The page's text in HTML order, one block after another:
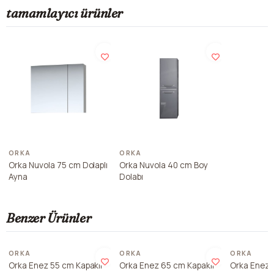
tamamlayıcı ürünler
ORKA
Orka Nuvola 75 cm Dolaplı
Ayna
ORKA
Orka Nuvola 40 cm Boy
Dolabı
Benzer Ürünler
ORKA
Orka Enez 55 cm Kapaklı
ORKA
Orka Enez 65 cm Kapaklı
ORKA
Orka Enez